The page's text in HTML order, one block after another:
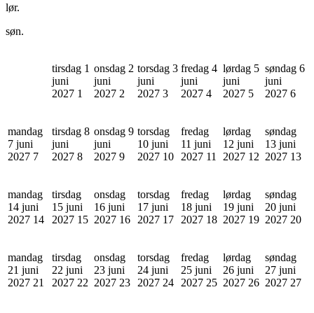
lør.
søn.
tirsdag 1
juni
2027 1
onsdag 2
juni
2027 2
torsdag 3
juni
2027 3
fredag 4
juni
2027 4
lørdag 5
juni
2027 5
søndag 6
juni
2027 6
mandag
7 juni
2027 7
tirsdag 8
juni
2027 8
onsdag 9
juni
2027 9
torsdag
10 juni
2027 10
fredag
11 juni
2027 11
lørdag
12 juni
2027 12
søndag
13 juni
2027 13
mandag
14 juni
2027 14
tirsdag
15 juni
2027 15
onsdag
16 juni
2027 16
torsdag
17 juni
2027 17
fredag
18 juni
2027 18
lørdag
19 juni
2027 19
søndag
20 juni
2027 20
mandag
21 juni
2027 21
tirsdag
22 juni
2027 22
onsdag
23 juni
2027 23
torsdag
24 juni
2027 24
fredag
25 juni
2027 25
lørdag
26 juni
2027 26
søndag
27 juni
2027 27